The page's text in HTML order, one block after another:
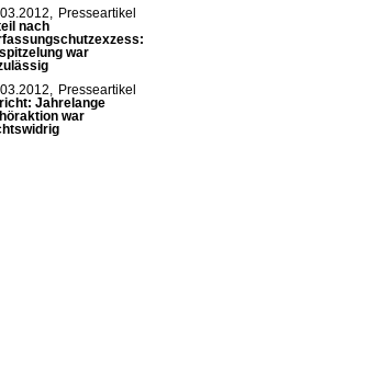
Presseartikel
nach
war
Presseartikel
Jahrelange
war